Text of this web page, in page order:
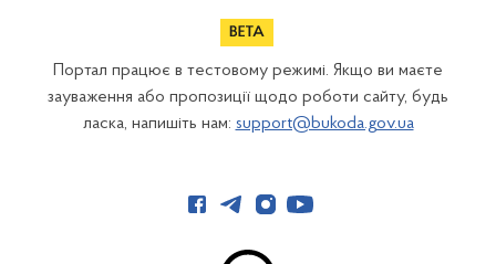
Портал працює в тестовому режимі. Якщо ви маєте
зауваження або пропозиції щодо роботи сайту, будь
ласка, напишіть нам: support@bukoda.gov.ua